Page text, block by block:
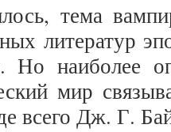
тема
литератур
Но наиболее
мир
всего Дж. Г.